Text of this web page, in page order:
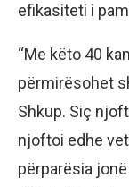
efikasiteti i
“Me këto 40
përmirësohet
Shkup. Siç
njoftoi edhe
përparësia